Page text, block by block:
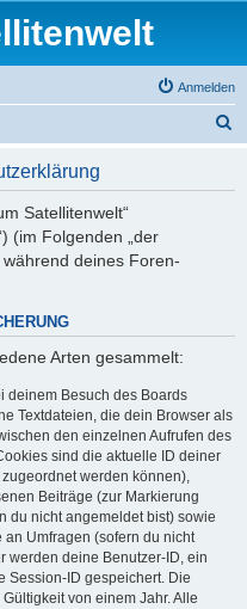
Anmelden
Satellitenwelt“
(im Folgenden „der
deines Foren-
Arten gesammelt:
deinem Besuch des Boards
Textdateien, die dein Browser als
den einzelnen Aufrufen des
sind die aktuelle ID deiner
werden können),
Beiträge (zur Markierung
du nicht angemeldet bist) sowie
an Umfragen (sofern du nicht
werden deine Benutzer-ID, ein
Session-ID gespeichert. Die
von einem Jahr. Alle